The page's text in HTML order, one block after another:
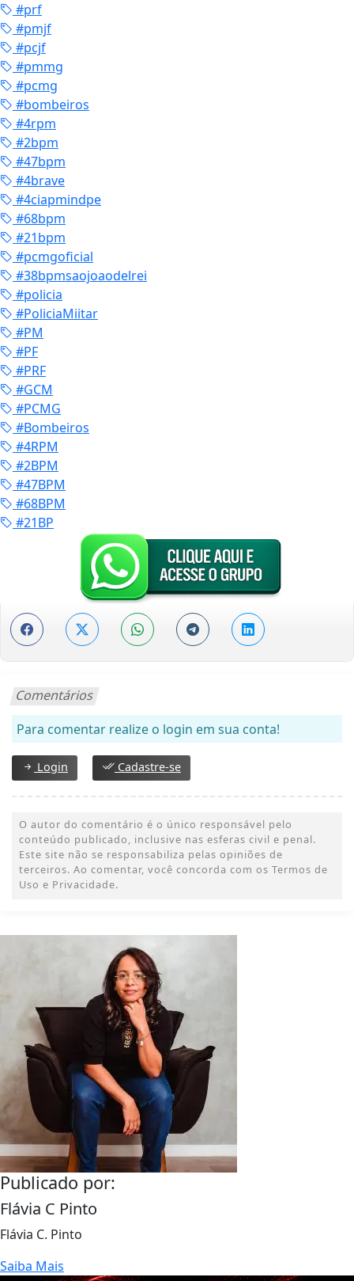
#prf
#pmjf
#pcjf
#pmmg
#pcmg
#bombeiros
#4rpm
#2bpm
#47bpm
#4brave
#4ciapmindpe
#68bpm
#21bpm
#pcmgoficial
#38bpmsaojoaodelrei
#policia
#PoliciaMiitar
#PM
#PF
#PRF
#GCM
#PCMG
#Bombeiros
#4RPM
#2BPM
#47BPM
#68BPM
#21BP
Comentários
Para comentar realize o login em sua conta!
Login Cadastre-se
O autor do comentário é o único responsável pelo
conteúdo publicado, inclusive nas esferas civil e penal.
Este site não se responsabiliza pelas opiniões de
terceiros. Ao comentar, você concorda com os Termos de
Uso e Privacidade.
Publicado por:
Flávia C Pinto
Flávia C. Pinto
Saiba Mais